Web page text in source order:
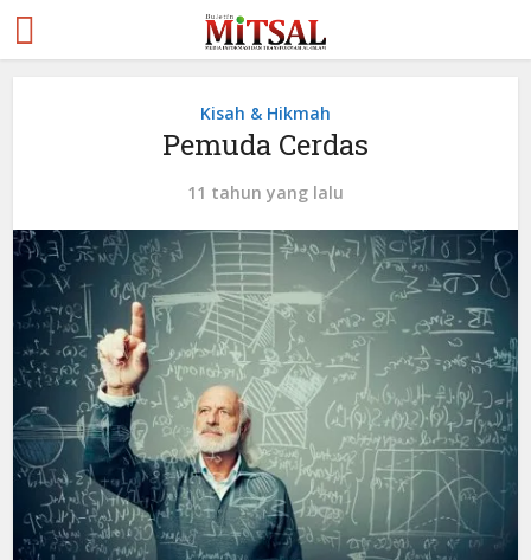
Kisah & Hikmah
Pemuda Cerdas
11 tahun yang lalu